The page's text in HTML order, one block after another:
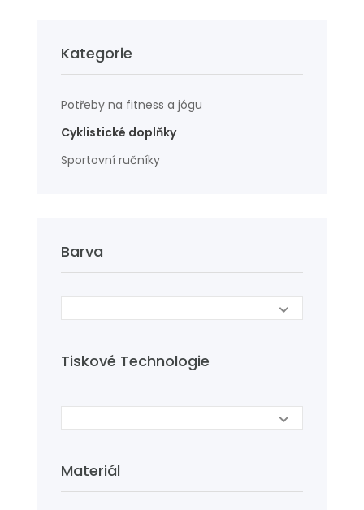
Kategorie
Potřeby na fitness a jógu
Cyklistické doplňky
Sportovní ručníky
Barva
Tiskové Technologie
Materiál